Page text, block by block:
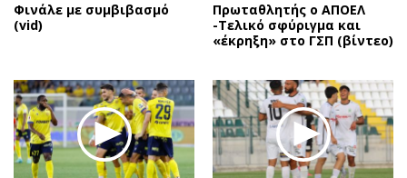
Φινάλε με συμβιβασμό
(vid)
Πρωταθλητής ο ΑΠΟΕΛ
-Τελικό σφύριγμα και
«έκρηξη» στο ΓΣΠ (βίντεο)